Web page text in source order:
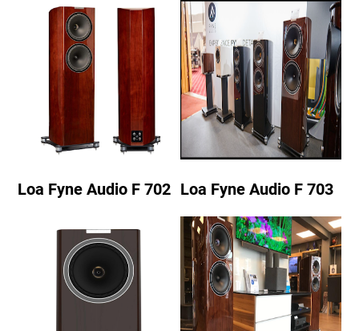
Loa Fyne Audio F 702 Loa Fyne Audio F 703